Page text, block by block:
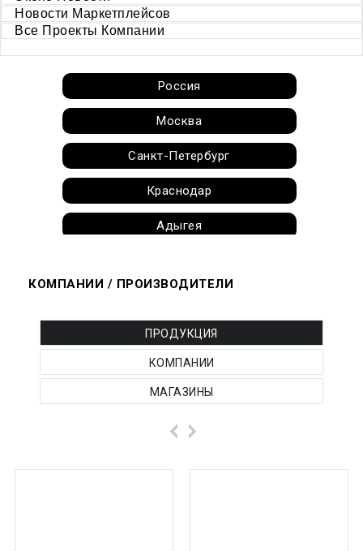
Новости Маркетплейсов
Все Проекты Компании
Россия
Москва
Санкт-Петербург
Краснодар
Адыгея
Алтайский край
Амурская область
Архангельская область
Астраханская область
Башкортостанa
Белгородская область
КОМПАНИИ / ПРОИЗВОДИТЕЛИ
ПРОДУКЦИЯ
КОМПАНИИ
МАГАЗИНЫ